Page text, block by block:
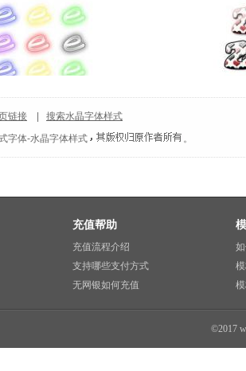
链接
搜索水晶字体样式
字体-水晶字体样式 。
充值帮助
充值流程介绍
支持哪些支付方式
无网银如何充值
©2017